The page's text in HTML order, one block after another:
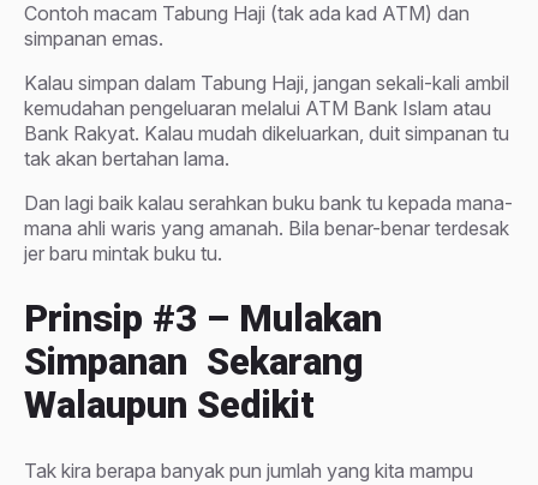
Contoh macam Tabung Haji (tak ada kad ATM) dan
simpanan emas.
Kalau simpan dalam Tabung Haji, jangan sekali-kali ambil
kemudahan pengeluaran melalui ATM Bank Islam atau
Bank Rakyat. Kalau mudah dikeluarkan, duit simpanan tu
tak akan bertahan lama.
Dan lagi baik kalau serahkan buku bank tu kepada mana-
mana ahli waris yang amanah. Bila benar-benar terdesak
jer baru mintak buku tu.
Prinsip #3 – Mulakan
Simpanan Sekarang
Walaupun Sedikit
Tak kira berapa banyak pun jumlah yang kita mampu